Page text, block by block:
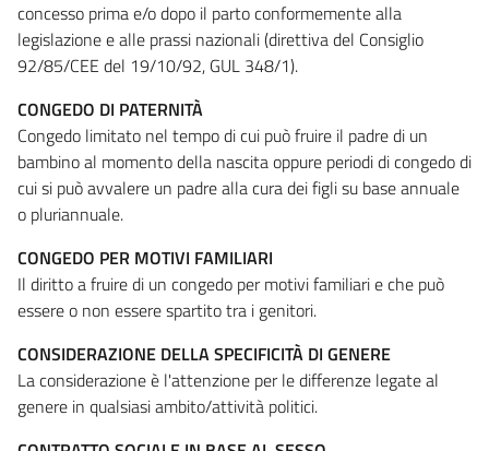
concesso prima e/o dopo il parto conformemente alla
legislazione e alle prassi nazionali (direttiva del Consiglio
92/85/CEE del 19/10/92, GUL 348/1).
CONGEDO DI PATERNITÀ
Congedo limitato nel tempo di cui può fruire il padre di un
bambino al momento della nascita oppure periodi di congedo di
cui si può avvalere un padre alla cura dei figli su base annuale
o pluriannuale.
CONGEDO PER MOTIVI FAMILIARI
Il diritto a fruire di un congedo per motivi familiari e che può
essere o non essere spartito tra i genitori.
CONSIDERAZIONE DELLA SPECIFICITÀ DI GENERE
La considerazione è l'attenzione per le differenze legate al
genere in qualsiasi ambito/attività politici.